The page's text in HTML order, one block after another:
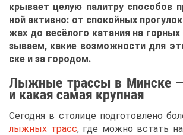
кры­ва­ет це­лую па­лит­ру спо­со­бов
ной ак­тив­но: от спо­кой­ных
жах до ве­сё­ло­го ка­та­ния на
зы­ва­ем, ка­кие воз­мож­но­сти для
ске и за го­ро­дом.
Лыж­ные трас­сы в Мин­ске
и ка­кая са­мая круп­ная
Се­год­ня в сто­ли­це под­го­тов­ле­но
лыж­ных трасс, где мож­но встать